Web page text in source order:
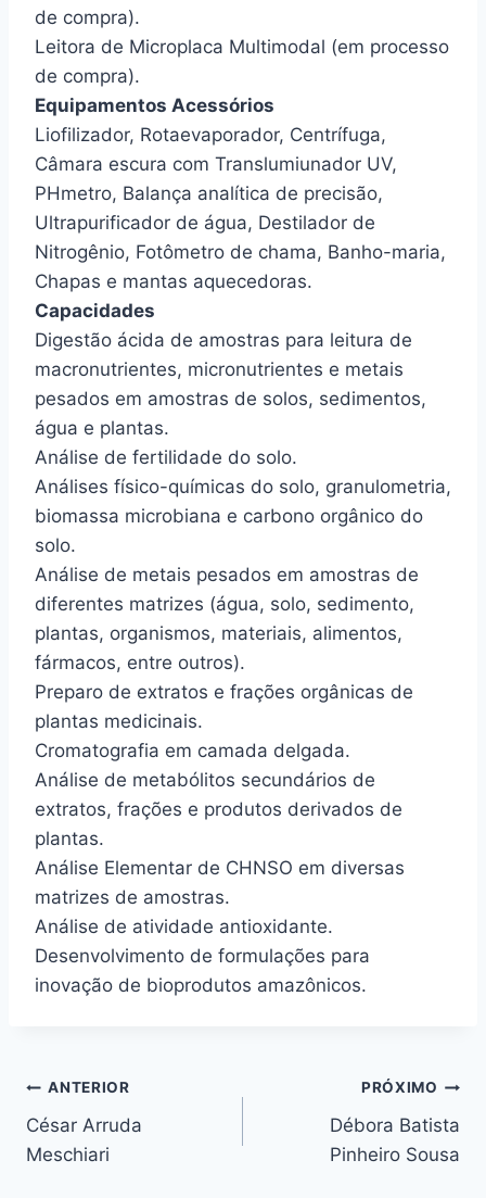
de compra).
Leitora de Microplaca Multimodal (em processo
de compra).
Equipamentos Acessórios
Liofilizador, Rotaevaporador, Centrífuga,
Câmara escura com Translumiunador UV,
PHmetro, Balança analítica de precisão,
Ultrapurificador de água, Destilador de
Nitrogênio, Fotômetro de chama, Banho-maria,
Chapas e mantas aquecedoras.
Capacidades
Digestão ácida de amostras para leitura de
macronutrientes, micronutrientes e metais
pesados em amostras de solos, sedimentos,
água e plantas.
Análise de fertilidade do solo.
Análises físico-químicas do solo, granulometria,
biomassa microbiana e carbono orgânico do
solo.
Análise de metais pesados em amostras de
diferentes matrizes (água, solo, sedimento,
plantas, organismos, materiais, alimentos,
fármacos, entre outros).
Preparo de extratos e frações orgânicas de
plantas medicinais.
Cromatografia em camada delgada.
Análise de metabólitos secundários de
extratos, frações e produtos derivados de
plantas.
Análise Elementar de CHNSO em diversas
matrizes de amostras.
Análise de atividade antioxidante.
Desenvolvimento de formulações para
inovação de bioprodutos amazônicos.
ANTERIOR
César Arruda
Meschiari
PRÓXIMO
Débora Batista
Pinheiro Sousa